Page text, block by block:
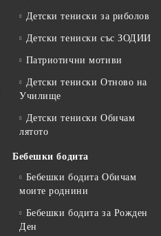
Детски тениски за риболов
Детски тениски със ЗОДИИ
Патриотични мотиви
Детски тениски Отново на
Училище
Детски тениски Обичам
лятото
Бебешки бодита
Бебешки бодита Обичам
моите роднини
Бебешки бодита за Рожден
Ден